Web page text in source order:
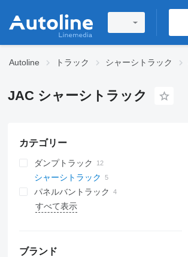
Autoline トラック シャーシトラック
JAC シャーシトラック
カテゴリー
ダンプトラック
シャーシトラック
パネルバントラック
すべて表示
ブランド